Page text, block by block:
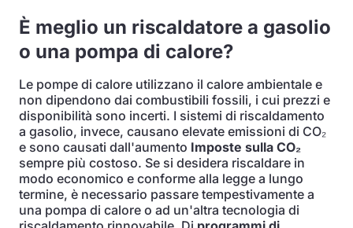
È meglio un riscaldatore a gasolio
o una pompa di calore?
Le pompe di calore utilizzano il calore ambientale e
non dipendono dai combustibili fossili, i cui prezzi e
disponibilità sono incerti. I sistemi di riscaldamento
a gasolio, invece, causano elevate emissioni di CO₂
e sono causati dall'aumento Imposte sulla CO₂
sempre più costoso. Se si desidera riscaldare in
modo economico e conforme alla legge a lungo
termine, è necessario passare tempestivamente a
una pompa di calore o ad un'altra tecnologia di